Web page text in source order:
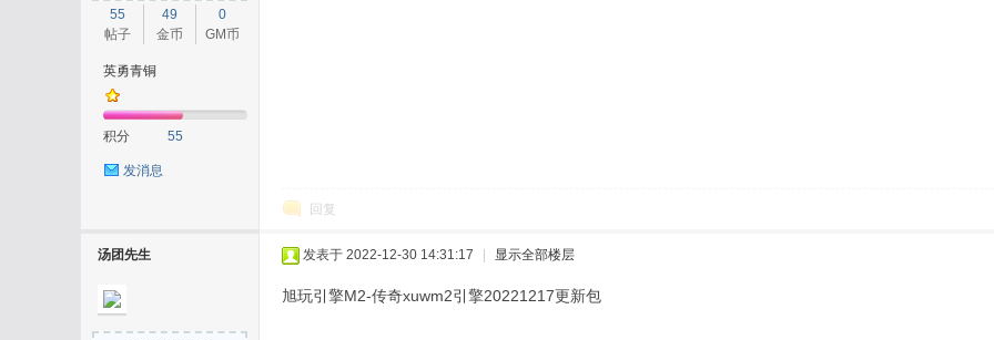
55
帖子
49
金币
0
GM币
英勇青铜
积分 55
发消息
回复
汤团先生 发表于 2022-12-30 14:31:17 显示全部楼层
旭玩引擎M2-传奇xuwm2引擎20221217更新包